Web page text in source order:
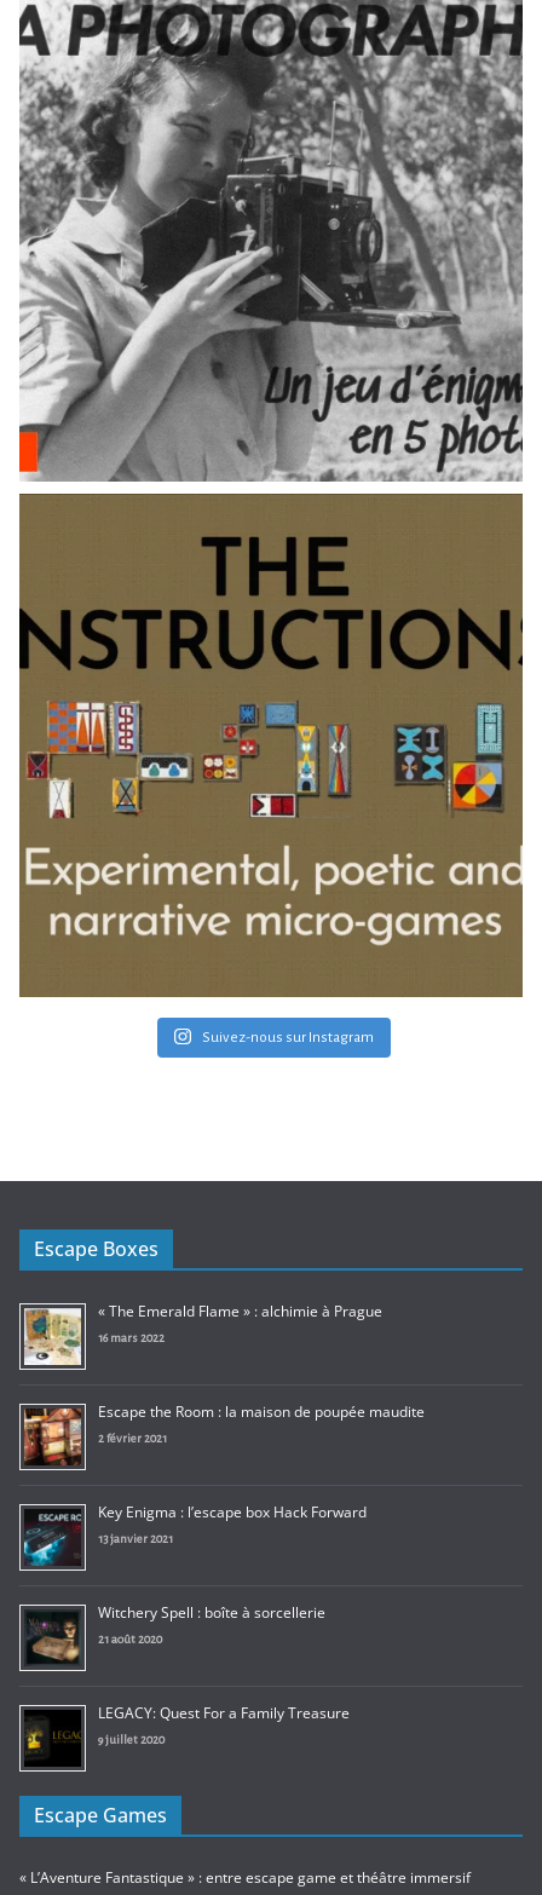
Suivez-nous sur Instagram
Escape Boxes
« The Emerald Flame » : alchimie à Prague
16 mars 2022
Escape the Room : la maison de poupée maudite
2 février 2021
Key Enigma : l’escape box Hack Forward
13 janvier 2021
Witchery Spell : boîte à sorcellerie
21 août 2020
LEGACY: Quest For a Family Treasure
9 juillet 2020
Escape Games
« L’Aventure Fantastique » : entre escape game et théâtre immersif